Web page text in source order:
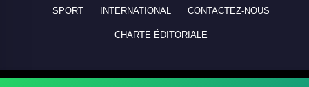
SPORT INTERNATIONAL CONTACTEZ-NOUS
CHARTE ÉDITORIALE